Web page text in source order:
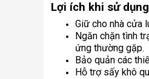
Lợi ích khi sử
Giữ cho nhà cửa
Ngăn chặn tình
ứng thường gặp.
Bảo quản các
Hỗ trợ sấy khô